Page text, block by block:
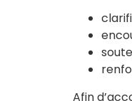
Afin